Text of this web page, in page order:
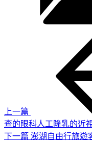
上一篇
查的眼科人工隆乳的近
下
下一篇 澎湖自由行旅遊